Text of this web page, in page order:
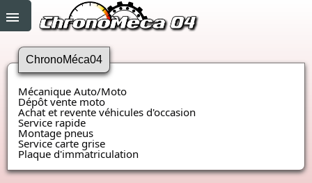
ChronoMéca04
Mécanique Auto/Moto
Dépôt vente moto
Achat et revente véhicules d'occasion
Service rapide
Montage pneus
Service carte grise
Plaque d'immatriculation